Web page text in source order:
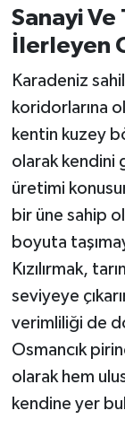
Sanayi Ve
İlerleyen
Karadeniz
koridorlarına
kentin kuzey
olarak kendini
üretimi
bir üne sahip
boyuta
Kızılırmak,
seviyeye
verimliliği de
Osmancık
olarak hem
kendine yer